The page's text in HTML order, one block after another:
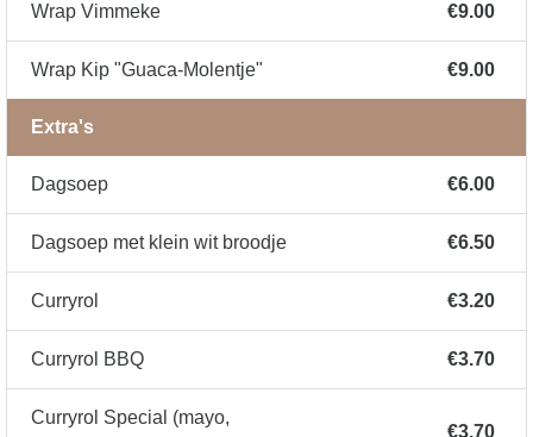
Wrap Vimmeke €9.00
Wrap Kip "Guaca-Molentje" €9.00
Extra's
Dagsoep €6.00
Dagsoep met klein wit broodje €6.50
Curryrol €3.20
Curryrol BBQ €3.70
Curryrol Special (mayo,
€3.70